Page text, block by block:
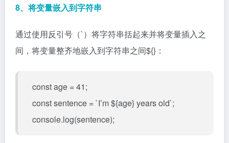
8、将变量嵌入到字符串
通过使用反引号（`）将字符串括起来并将变量插入之
间，将变量整齐地嵌入到字符串之间${}：
const age = 41;
const sentence = `I’m ${age} years old`;
console.log(sentence);